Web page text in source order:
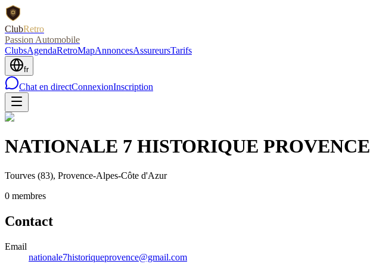
ClubRetro
Passion Automobile
ClubsAgendaRetroMapAnnoncesAssureursTarifs
fr
Chat en directConnexionInscription
NATIONALE 7 HISTORIQUE PROVENCE
Tourves (83), Provence-Alpes-Côte d'Azur
0 membres
Contact
Email
nationale7historiqueprovence@gmail.com